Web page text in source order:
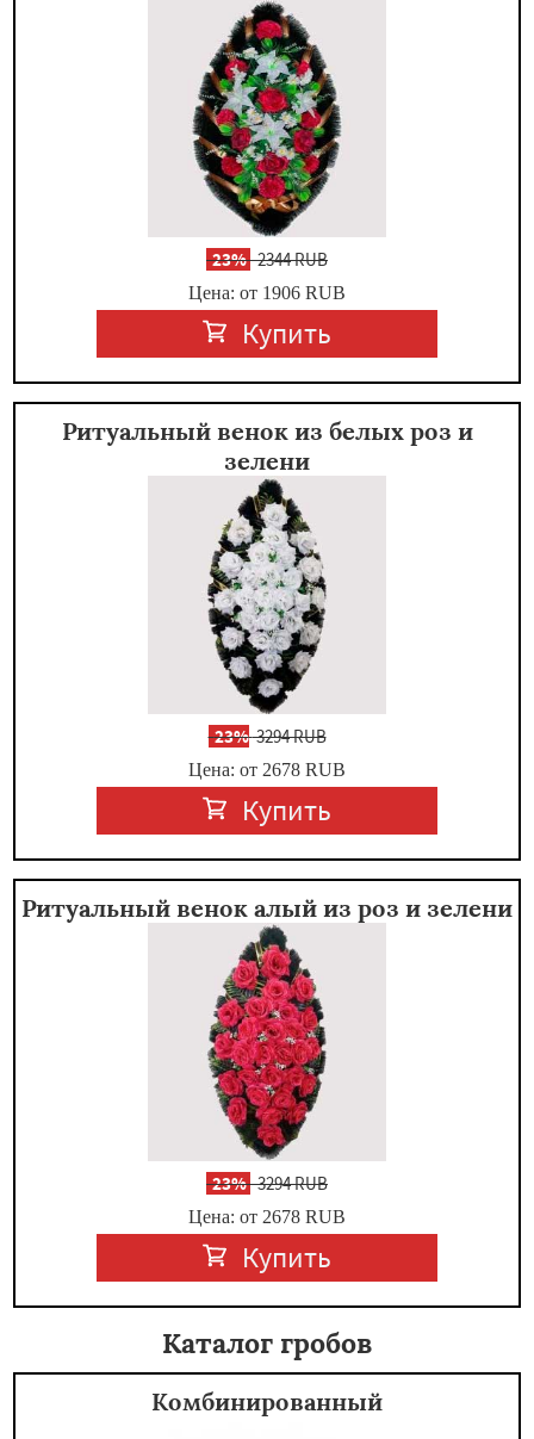
-23%2344 RUB
Цена: от 1906 RUB
Купить
Ритуальный венок из белых роз и
зелени
-23%3294 RUB
Цена: от 2678 RUB
Купить
Ритуальный венок алый из роз и зелени
-23%3294 RUB
Цена: от 2678 RUB
Купить
Каталог гробов
Комбинированный